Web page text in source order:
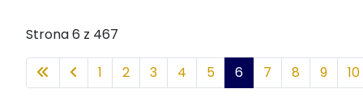
Strona 6 z 467
1 2 3 4 5 6 7 8 9 10